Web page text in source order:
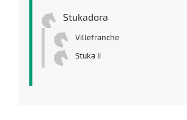
Stukadora
Villefranche
Stuka Ii